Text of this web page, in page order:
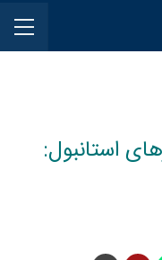
استانبول: